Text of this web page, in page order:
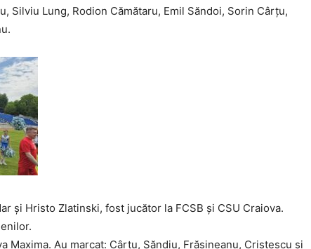
Silviu Lung, Rodion Cămătaru, Emil Săndoi, Sorin Cârțu,
și Hristo Zlatinski, fost jucător la FCSB și CSU Craiova.
Maxima. Au marcat: Cârțu, Săndiu, Frăsineanu, Cristescu și